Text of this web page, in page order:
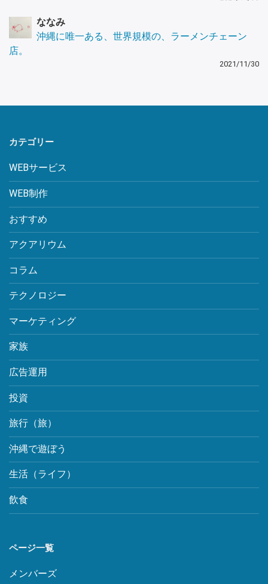
ななみ
沖縄に唯一ある、世界規模の、ラーメンチェーン
店。
2021/11/30
カテゴリー
WEBサービス
WEB制作
おすすめ
アクアリウム
コラム
テクノロジー
マーケティング
家族
広告運用
投資
旅行（旅）
沖縄で遊ぼう
生活（ライフ）
飲食
ページ一覧
メンバーズ